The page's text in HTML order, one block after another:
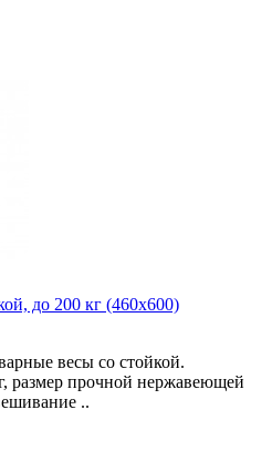
до 200 кг (460х600)
весы со стойкой.
размер прочной нержавеющей
..